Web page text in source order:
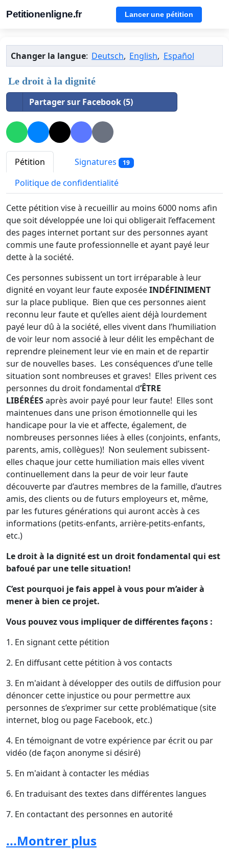
Petitionenligne.fr Lancer une pétition
Changer la langue: Deutsch, English, Español
Le droit à la dignité
Partager sur Facebook (5)
Pétition Signatures 19
Politique de confidentialité
Cette pétition vise à recueillir au moins 6000 noms afin
que soit développée une loi qui obligerait l’effacement
des pages internet portant sur des personnes ayant
commis une faute professionnelle et ayant payé leur
dette à la société.
Ces personnes subissent un tort irréparable à leur
dignité en voyant leur faute exposéeINDÉFINIMENT
sur la place publique. Bien que ces personnes aient
reconnu leur faute et qu’elles aient déjà lourdement
payé leur dû à la société, elles vivent dans l’humiliation
de voir leur nom associé à leur délit les empêchant de
reprendre pleinement leur vie en main et de repartir
sur de nouvelles bases. Les conséquences d’une telle
situation sont nombreuses et graves! Elles privent ces
personnes du droit fondamental d’ÊTRE
LIBÉRÉESaprès avoir payé pour leur faute! Elles sont
maintenues dans une prison émotionnelle qui les
handicape pour la vie et affecte, également, de
nombreuses personnes liées à elles (conjoints, enfants,
parents, amis, collègues)! Non seulement subissent-
elles chaque jour cette humiliation mais elles vivent
continuellement dans la peur de voir leur faute
découverte par d’autres membres de la famille, d’autres
amis, des clients ou de futurs employeurs et, même,
par les futures générations qui auront accès à ces
informations (petits-enfants, arrière-petits-enfants,
etc.)
Le droit à la dignité est un droit fondamental qui est
bafoué par une telle situation!
C’est pourquoi je fais appel à vous pour m’aider à
mener à bien ce projet.
Vous pouvez vous impliquer de différentes façons :
1. En signant cette pétition
2. En diffusant cette pétition à vos contacts
3. En m'aidant à développer des outils de diffusion pour
dénoncer cette injustice ou pour permettre aux
personnes de s’exprimer sur cette problématique (site
internet, blog ou page Facebook, etc.)
4. En témoignant de votre expérience par écrit ou par
vidéo (de façon anonyme si désiré)
5. En m'aidant à contacter les médias
6. En traduisant des textes dans différentes langues
7. En contactant des personnes en autorité
etc.) afin de leur demander leur appui à cette démarche
...Montrer plus